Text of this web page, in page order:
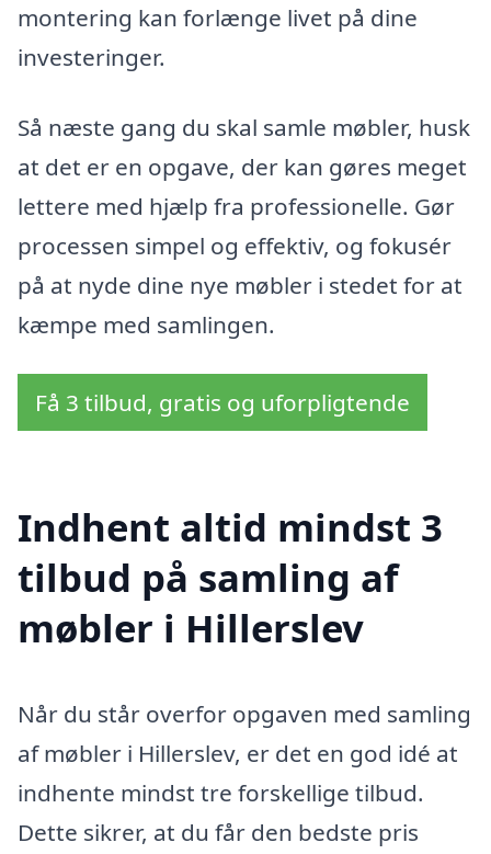
montering kan forlænge livet på dine
investeringer.
Så næste gang du skal samle møbler, husk
at det er en opgave, der kan gøres meget
lettere med hjælp fra professionelle. Gør
processen simpel og effektiv, og fokusér
på at nyde dine nye møbler i stedet for at
kæmpe med samlingen.
Få 3 tilbud, gratis og uforpligtende
Indhent altid mindst 3
tilbud på samling af
møbler i Hillerslev
Når du står overfor opgaven med samling
af møbler i Hillerslev, er det en god idé at
indhente mindst tre forskellige tilbud.
Dette sikrer, at du får den bedste pris